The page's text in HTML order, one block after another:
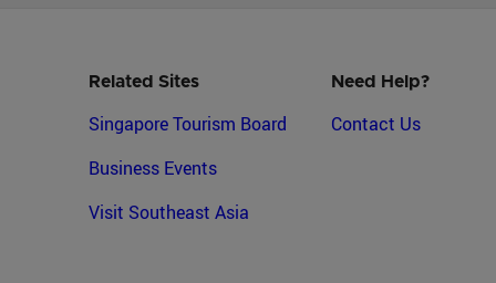
Related Sites
Singapore Tourism Board
Business Events
Visit Southeast Asia
Need Help?
Contact Us